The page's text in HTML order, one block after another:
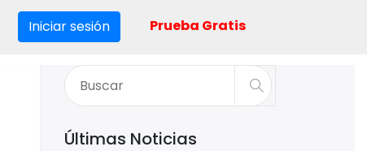
Iniciar sesión Prueba Gratis
Últimas Noticias